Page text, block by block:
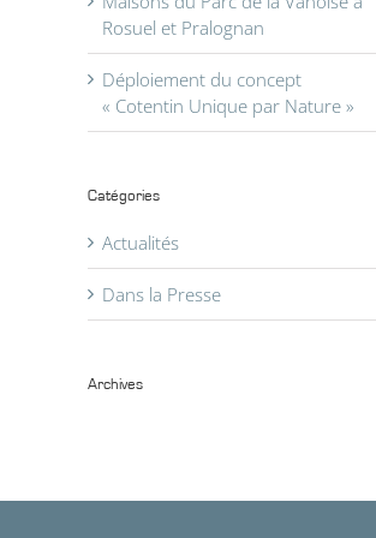
Rosuel et Pralognan
Déploiement du concept
« Cotentin Unique par Nature »
Catégories
Actualités
Dans la Presse
Archives